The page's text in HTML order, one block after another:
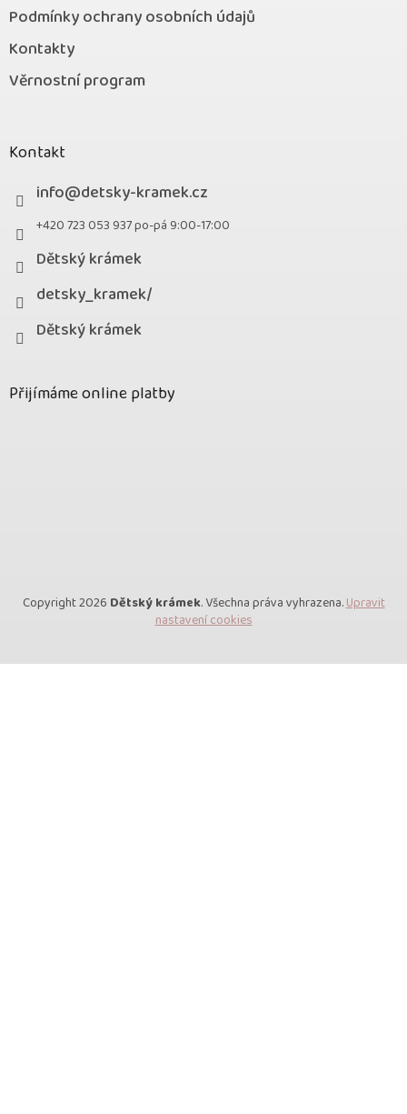
Podmínky ochrany osobních údajů
Kontakty
Věrnostní program
Kontakt
info@detsky-kramek.cz
+420 723 053 937 po-pá 9:00-17:00
Dětský krámek
detsky_kramek/
Dětský krámek
Přijímáme online platby
Copyright 2026 Dětský krámek. Všechna práva vyhrazena.Upravit
nastavení cookies